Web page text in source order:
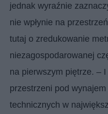
jednak wyraźnie
nie wpłynie na
tutaj o zredukowanie
niezagospodarowanej
na pierwszym piętrze. –
przestrzeni pod
technicznych w